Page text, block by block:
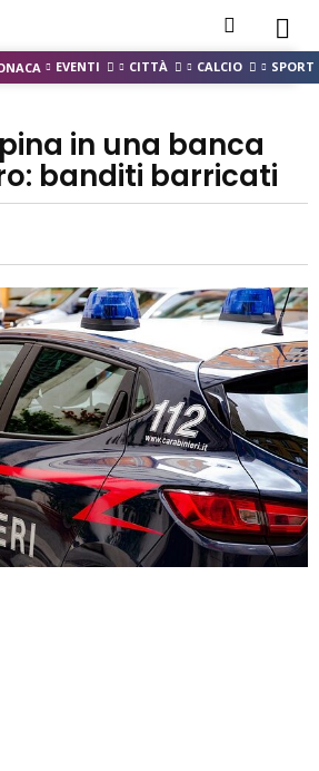
EVENTI CITTÀ CALCIO SPORT
in una banca
banditi barricati